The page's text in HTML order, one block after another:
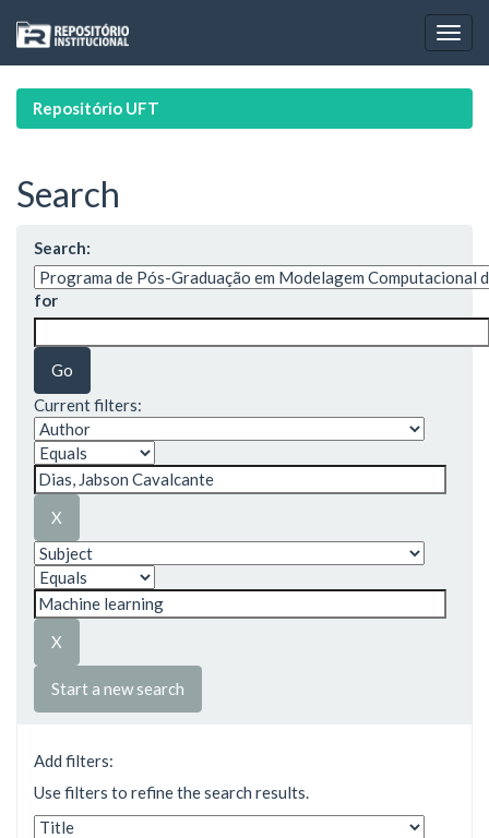
navigation
Repositório UFT
Search
Search:
for
Current filters:
Start a new search
Add filters:
Use filters to refine the search results.